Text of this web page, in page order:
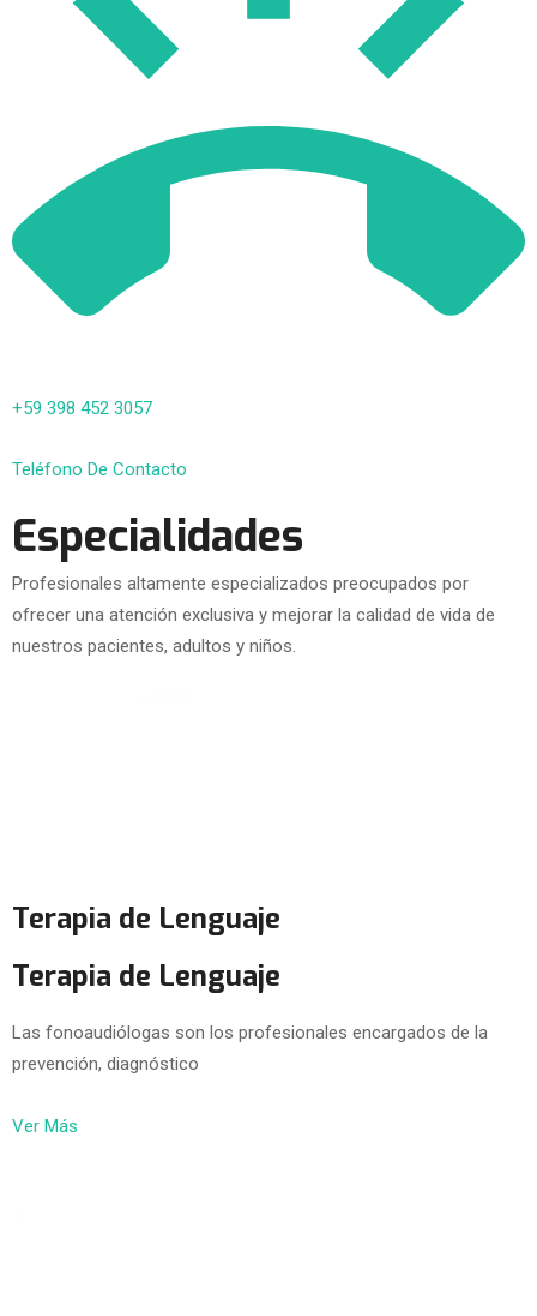
+59 398 452 3057
Teléfono De Contacto
Especialidades
Profesionales altamente especializados preocupados por
ofrecer una atención exclusiva y mejorar la calidad de vida de
nuestros pacientes, adultos y niños.
Terapia de Lenguaje
Terapia de Lenguaje
Las fonoaudiólogas son los profesionales encargados de la
prevención, diagnóstico
Ver Más